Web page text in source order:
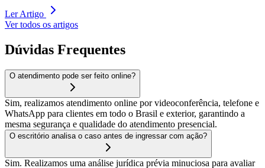
Ler Artigo
Ver todos os artigos
Dúvidas Frequentes
O atendimento pode ser feito online?
Sim, realizamos atendimento online por videoconferência, telefone e
WhatsApp para clientes em todo o Brasil e exterior, garantindo a
mesma segurança e qualidade do atendimento presencial.
O escritório analisa o caso antes de ingressar com ação?
Sim. Realizamos uma análise jurídica prévia minuciosa para avaliar